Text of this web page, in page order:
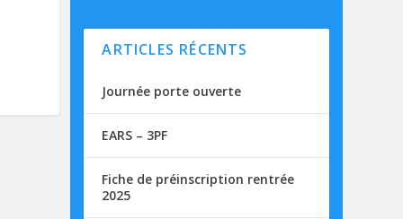
ARTICLES RÉCENTS
Journée porte ouverte
EARS – 3PF
Fiche de préinscription rentrée
2025